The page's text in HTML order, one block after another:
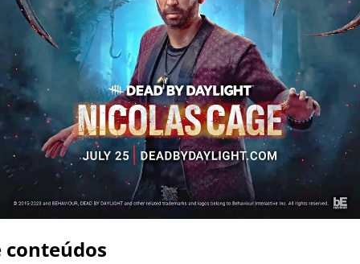
conteúdos